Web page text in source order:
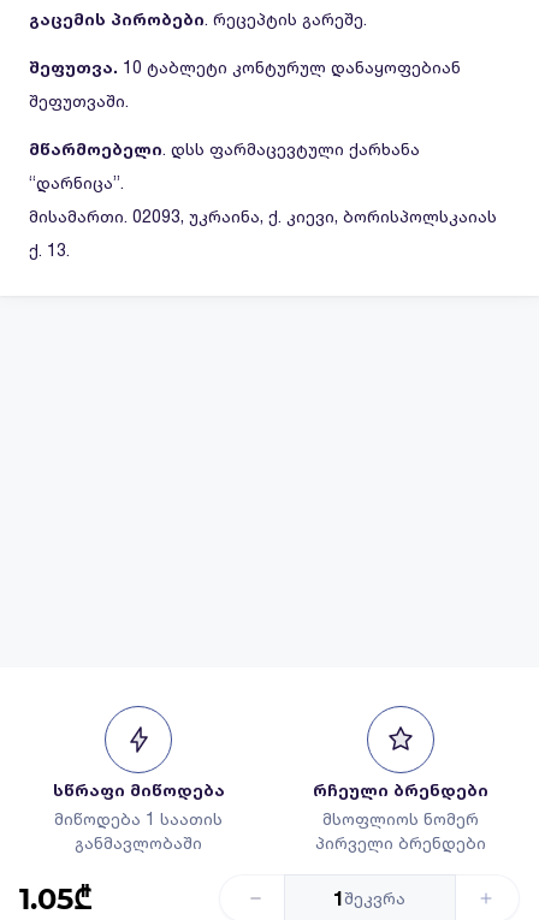
1.05₾ 1შეკვრა
გაცემის პირობები. რეცეპტის გარეშე.
შეფუთვა. 10 ტაბლეტი კონტურულ დანაყოფებიან
შეფუთვაში.
მწარმოებელი. დსს ფარმაცევტული ქარხანა
“დარნიცა”.
მისამართი. 02093, უკრაინა, ქ. კიევი, ბორისპოლსკაიას
ქ. 13.
სწრაფი მიწოდება
მიწოდება 1 საათის
განმავლობაში
რჩეული ბრენდები
მსოფლიოს ნომერ
პირველი ბრენდები